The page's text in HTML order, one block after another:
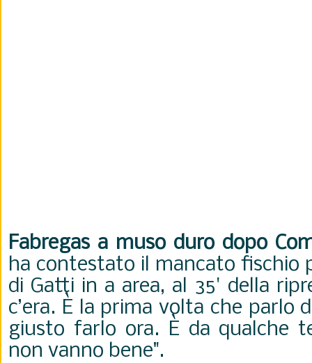
Fabregas a muso duro dopo
ha contestato il mancato fischio
di Gatti in a area, al 35' della
c’era. È la prima volta che parlo
giusto farlo ora. È da qualche
non vanno bene".